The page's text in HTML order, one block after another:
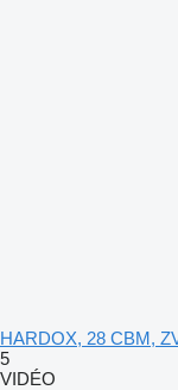
HARDOX, 28 CBM,
5
VIDÉO